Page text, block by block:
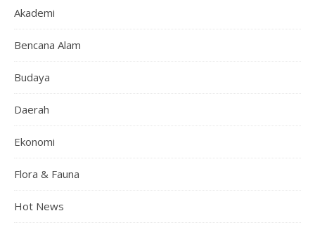
Akademi
Bencana Alam
Budaya
Daerah
Ekonomi
Flora & Fauna
Hot News